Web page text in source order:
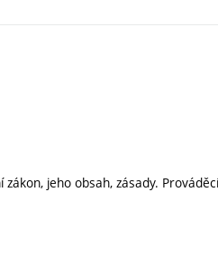
jeho obsah, zásady.